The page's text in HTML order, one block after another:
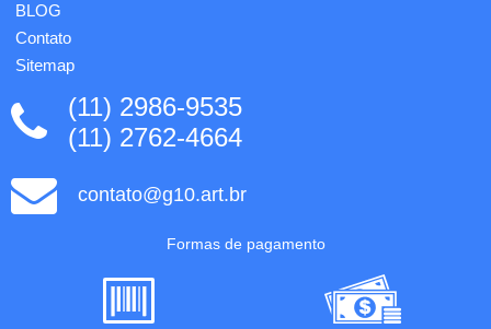
BLOG
Contato
Sitemap
(11) 2986-9535
(11) 2762-4664
contato@g10.art.br
Formas de pagamento